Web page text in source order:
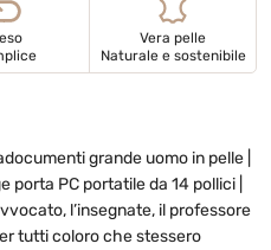
Vera pelle
Naturale e sostenibile
grande uomo in pelle |
porta PC portatile da 14 pollici |
l’insegnate, il professore
tutti coloro che stessero